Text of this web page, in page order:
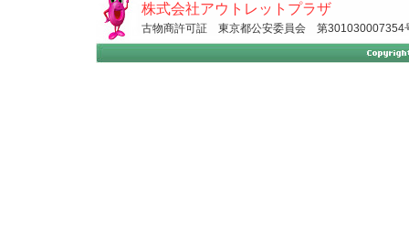
株式会社アウトレットプラザ
古物商許可証 東京都公安委員会 第301030007354